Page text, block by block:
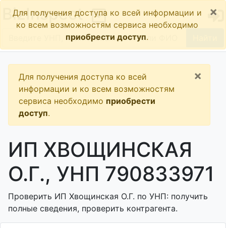
BizInspect
Для получения доступа ко всей информации и
ко всем возможностям сервиса необходимо
приобрести доступ.
×
Для получения доступа ко всей
информации и ко всем возможностям
сервиса необходимо приобрести
доступ.
×
ИП ХВОЩИНСКАЯ
О.Г., УНП 790833971
Проверить ИП Хвощинская О.Г. по УНП: получить
полные сведения, проверить контрагента.